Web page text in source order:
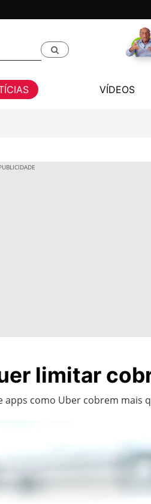
VÍDEOS
limitar
como Uber cobrem mais